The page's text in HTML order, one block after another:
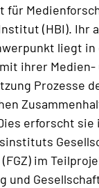
(HBI). Ihr
liegt in
ihrer Medien-
Prozesse
erforscht sie
im
und